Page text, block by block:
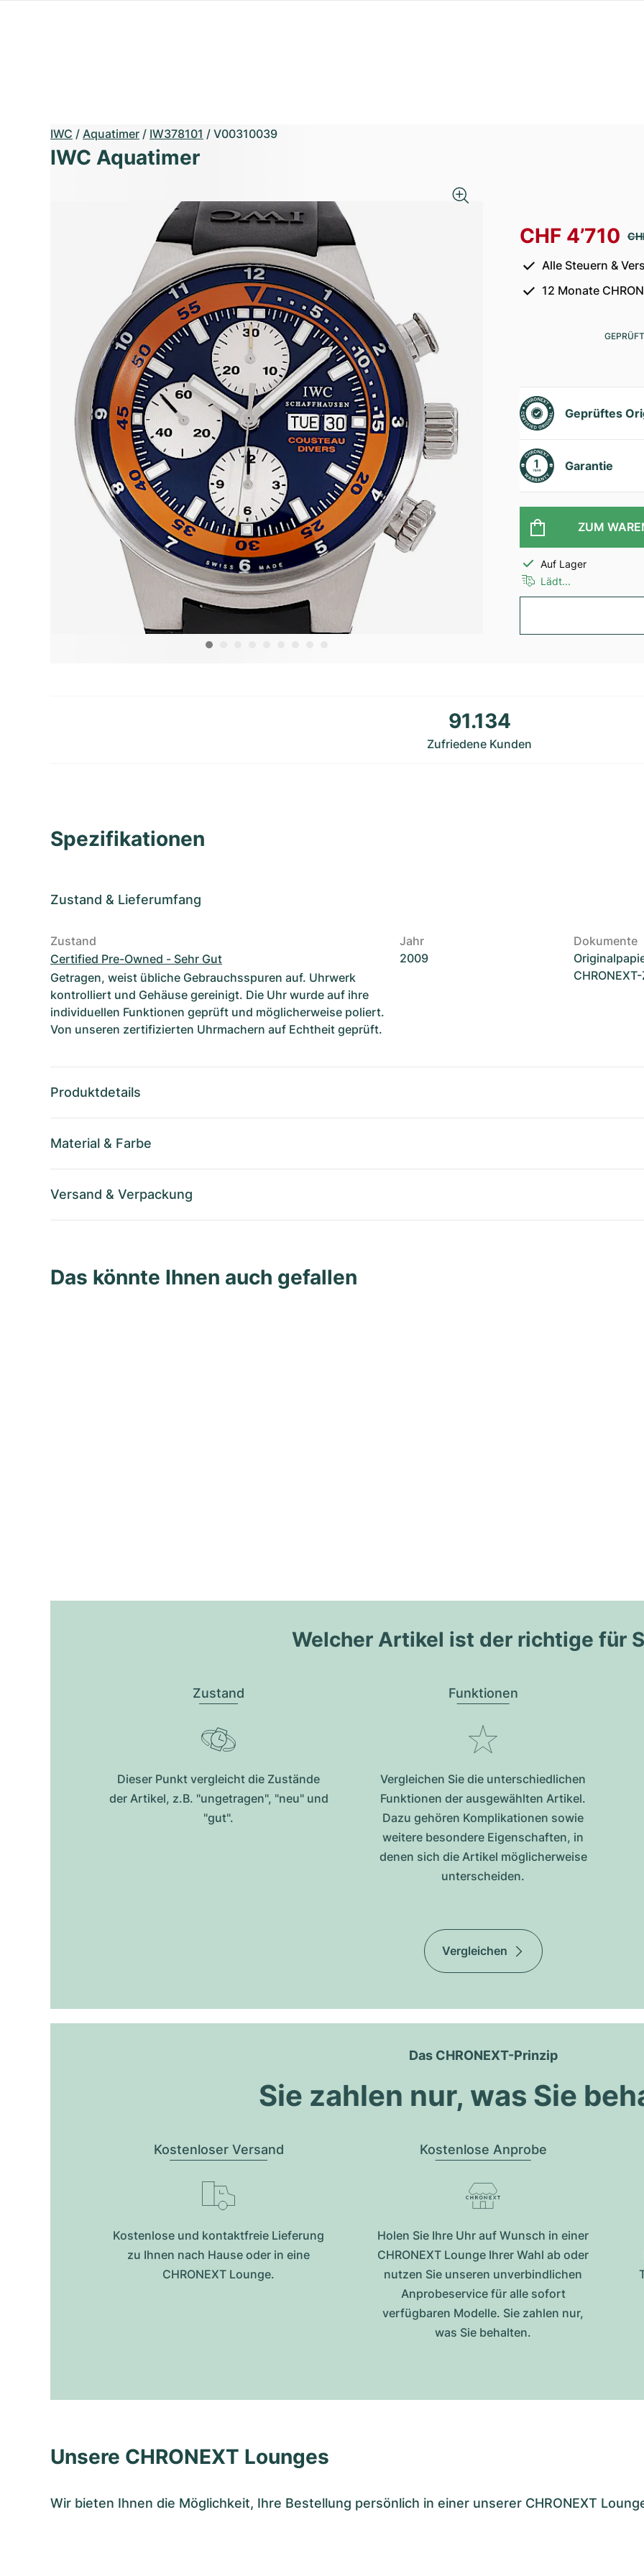
IWC / Aquatimer / IW378101 / V00310039
IWC Aquatimer
CHF 4’710
Alle Steuern &
12 Monate
Geprüftes
Garantie
ZUM
Auf Lager
Lädt...
91.134
Zufriedene Kunden
Spezifikationen
Zustand & Lieferumfang
Zustand
Certified Pre-Owned - Sehr Gut
Getragen, weist übliche Gebrauchsspuren auf. Uhrwerk
kontrolliert und Gehäuse gereinigt. Die Uhr wurde auf ihre
individuellen Funktionen geprüft und möglicherweise poliert.
Von unseren zertifizierten Uhrmachern auf Echtheit geprüft.
Jahr
2009
Dokumente
Produktdetails
Material & Farbe
Versand & Verpackung
Das könnte Ihnen auch gefallen
Welcher Artikel ist der richtige für
Zustand
Dieser Punkt vergleicht die Zustände
der Artikel, z.B. "ungetragen", "neu" und
"gut".
Funktionen
Vergleichen Sie die unterschiedlichen
Funktionen der ausgewählten Artikel.
Dazu gehören Komplikationen sowie
weitere besondere Eigenschaften, in
denen sich die Artikel möglicherweise
unterscheiden.
Vergleichen
Das CHRONEXT-Prinzip
Sie zahlen nur, was Sie
Kostenloser Versand
Kostenlose und kontaktfreie Lieferung
zu Ihnen nach Hause oder in eine
CHRONEXT Lounge.
Kostenlose Anprobe
Holen Sie Ihre Uhr auf Wunsch in einer
CHRONEXT Lounge Ihrer Wahl ab oder
nutzen Sie unseren unverbindlichen
Anprobeservice für alle sofort
verfügbaren Modelle. Sie zahlen nur,
was Sie behalten.
Unsere CHRONEXT Lounges
Wir bieten Ihnen die Möglichkeit, Ihre Bestellung persönlich in einer unserer CHRONEXT